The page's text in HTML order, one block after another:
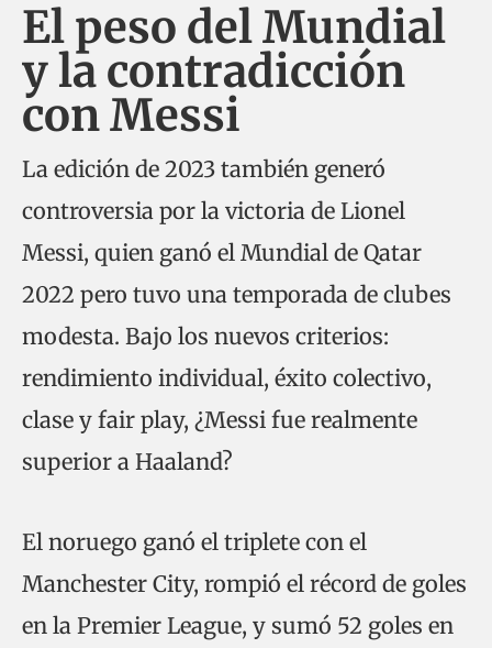
El peso del Mundial
y la contradicción
con Messi
La edición de 2023 también generó
controversia por la victoria de Lionel
Messi, quien ganó el Mundial de Qatar
2022 pero tuvo una temporada de clubes
modesta. Bajo los nuevos criterios:
rendimiento individual, éxito colectivo,
clase y fair play, ¿Messi fue realmente
superior a Haaland?
El noruego ganó el triplete con el
Manchester City, rompió el récord de goles
en la Premier League, y sumó 52 goles en